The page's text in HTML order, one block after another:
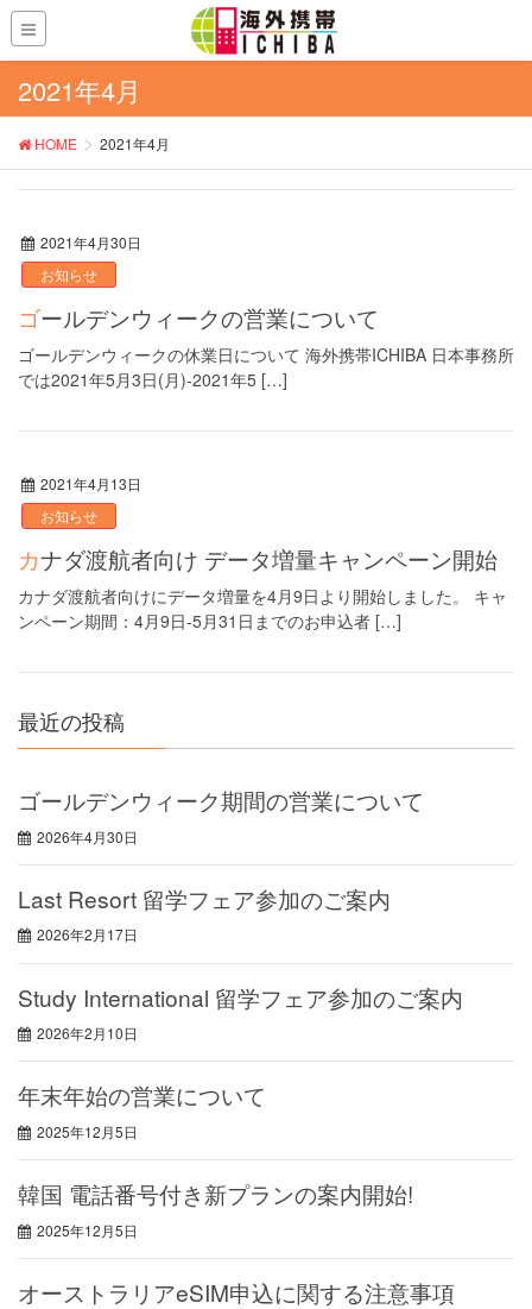
2021年4月
HOME 2021年4月
2021年4月30日
お知らせ
ゴールデンウィークの営業について
ゴールデンウィークの休業日について 海外携帯ICHIBA 日本事務所
では2021年5月3日(月)-2021年5 […]
2021年4月13日
お知らせ
カナダ渡航者向け データ増量キャンペーン開始
カナダ渡航者向けにデータ増量を4月9日より開始しました。 キャ
ンペーン期間：4月9日-5月31日までのお申込者 […]
最近の投稿
ゴールデンウィーク期間の営業について
2026年4月30日
Last Resort 留学フェア参加のご案内
2026年2月17日
Study International 留学フェア参加のご案内
2026年2月10日
年末年始の営業について
2025年12月5日
韓国 電話番号付き新プランの案内開始!
2025年12月5日
オーストラリアeSIM申込に関する注意事項